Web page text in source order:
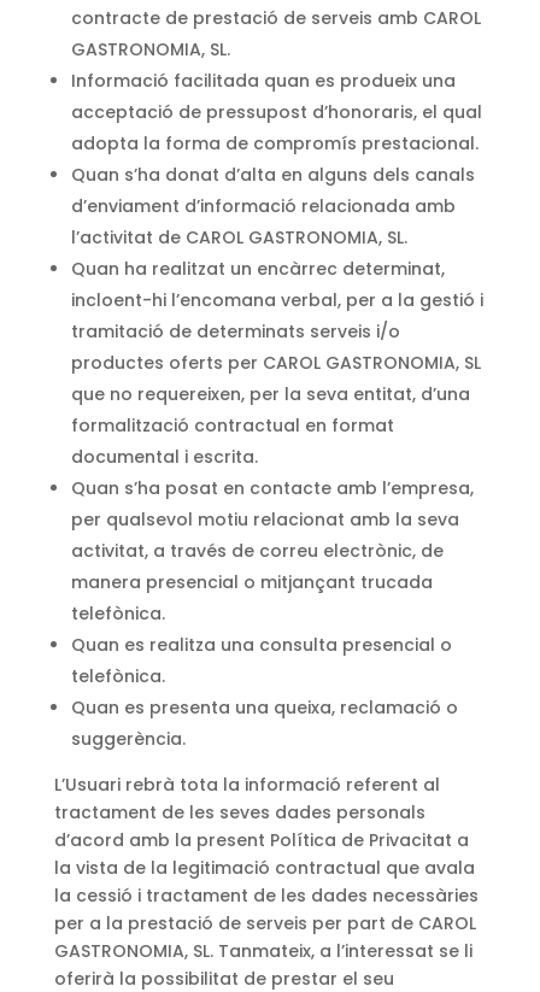
contracte de prestació de serveis amb CAROL
GASTRONOMIA, SL.
Informació facilitada quan es produeix una
acceptació de pressupost d’honoraris, el qual
adopta la forma de compromís prestacional.
Quan s’ha donat d’alta en alguns dels canals
d’enviament d’informació relacionada amb
l’activitat de CAROL GASTRONOMIA, SL.
Quan ha realitzat un encàrrec determinat,
incloent-hi l’encomana verbal, per a la gestió i
tramitació de determinats serveis i/o
productes oferts per CAROL GASTRONOMIA, SL
que no requereixen, per la seva entitat, d’una
formalització contractual en format
documental i escrita.
Quan s’ha posat en contacte amb l’empresa,
per qualsevol motiu relacionat amb la seva
activitat, a través de correu electrònic, de
manera presencial o mitjançant trucada
telefònica.
Quan es realitza una consulta presencial o
telefònica.
Quan es presenta una queixa, reclamació o
suggerència.
L’Usuari rebrà tota la informació referent al
tractament de les seves dades personals
d’acord amb la present Política de Privacitat a
la vista de la legitimació contractual que avala
la cessió i tractament de les dades necessàries
per a la prestació de serveis per part de CAROL
GASTRONOMIA, SL. Tanmateix, a l’interessat se li
oferirà la possibilitat de prestar el seu